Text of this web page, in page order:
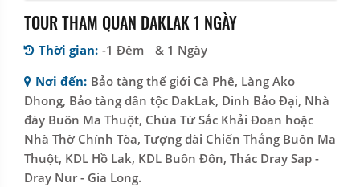
TOUR THAM QUAN DAKLAK 1 NGÀY
Thời gian: -1 Đêm
& 1 Ngày
Nơi đến: Bảo tàng thế giới Cà Phê, Làng Ako
Dhong, Bảo tàng dân tộc DakLak, Dinh Bảo Đại, Nhà
đày Buôn Ma Thuột, Chùa Tứ Sắc Khải Đoan hoặc
Nhà Thờ Chính Tòa, Tượng đài Chiến Thắng Buôn Ma
Thuột, KDL Hồ Lak, KDL Buôn Đôn, Thác Dray Sap -
Dray Nur - Gia Long.